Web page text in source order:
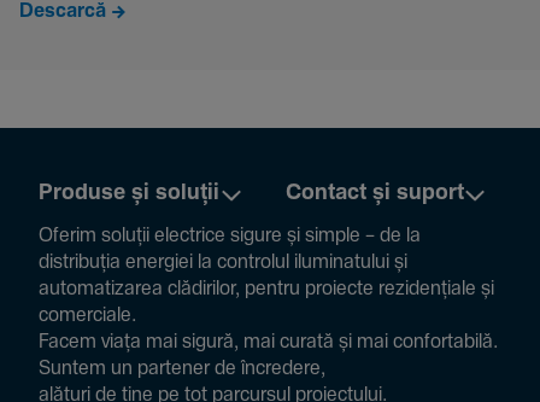
Descarcă
Produse și soluții Contact și suport
Oferim soluții electrice sigure și simple – de la
distribuția energiei la controlul ilumi­na­tului și
auto­ma­ti­zarea clădi­rilor, pentru proiecte rezi­den­țiale și
comer­ciale.
Facem viața mai sigură, mai curată și mai confor­ta­bilă.
Suntem un partener de încre­dere,
alături de tine pe tot parcursul proiec­tului.